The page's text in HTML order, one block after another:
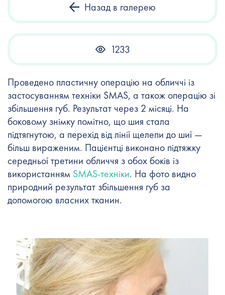
Назад в галерею
1233
Проведено пластичну операцію на обличчі із
застосуванням техніки SMAS, а також операцію зі
збільшення губ. Результат через 2 місяці. На
боковому знімку помітно, що шия стала
підтягнутою, а перехід від лінії щелепи до шиї —
більш вираженим. Пацієнтці виконано підтяжку
середньої третини обличчя з обох боків із
використанням SMAS-техніки. На фото видно
природний результат збільшення губ за
допомогою власних тканин.